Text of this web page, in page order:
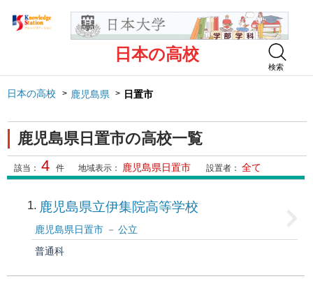
日本の高校
検索
日本の高校 鹿児島県 日置市
鹿児島県日置市の高校一覧
該当： 4 件 地域表示： 鹿児島県日置市 設置者： 全て
1 鹿児島県立伊集院高等学校
鹿児島県日置市
公立
普通科